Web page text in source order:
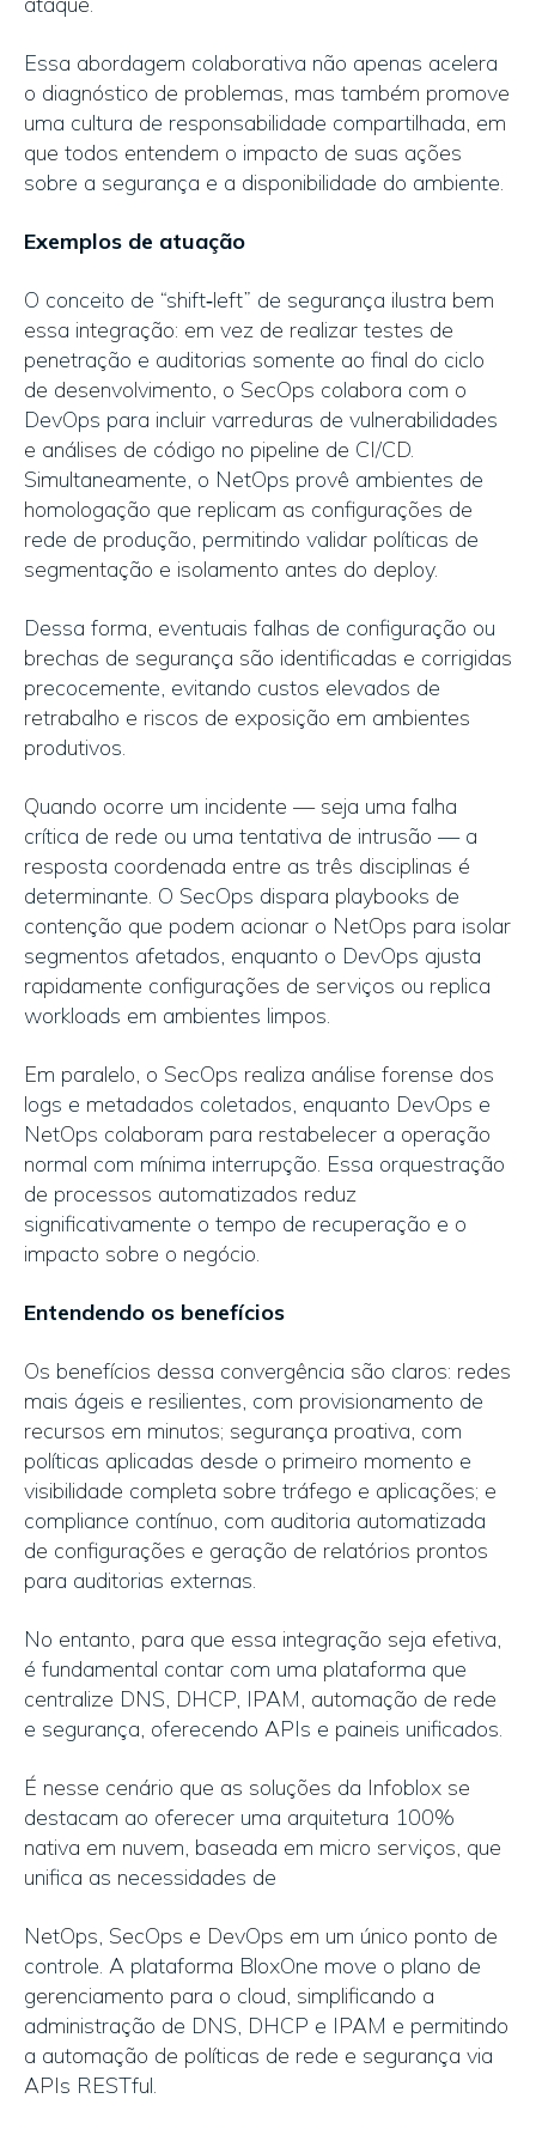
Essa abordagem colaborativa não apenas acelera
o diagnóstico de problemas, mas também promove
uma cultura de responsabilidade compartilhada, em
que todos entendem o impacto de suas ações
sobre a segurança e a disponibilidade do ambiente.
Exemplos de atuação
O conceito de “shift‑left” de segurança ilustra bem
essa integração: em vez de realizar testes de
penetração e auditorias somente ao final do ciclo
de desenvolvimento, o SecOps colabora com o
DevOps para incluir varreduras de vulnerabilidades
e análises de código no pipeline de CI/CD.
Simultaneamente, o NetOps provê ambientes de
homologação que replicam as configurações de
rede de produção, permitindo validar políticas de
segmentação e isolamento antes do deploy.
Dessa forma, eventuais falhas de configuração ou
brechas de segurança são identificadas e corrigidas
precocemente, evitando custos elevados de
retrabalho e riscos de exposição em ambientes
produtivos.
Quando ocorre um incidente — seja uma falha
crítica de rede ou uma tentativa de intrusão — a
resposta coordenada entre as três disciplinas é
determinante. O SecOps dispara playbooks de
contenção que podem acionar o NetOps para isolar
segmentos afetados, enquanto o DevOps ajusta
rapidamente configurações de serviços ou replica
workloads em ambientes limpos.
Em paralelo, o SecOps realiza análise forense dos
logs e metadados coletados, enquanto DevOps e
NetOps colaboram para restabelecer a operação
normal com mínima interrupção. Essa orquestração
de processos automatizados reduz
significativamente o tempo de recuperação e o
impacto sobre o negócio.
Entendendo os benefícios
Os benefícios dessa convergência são claros: redes
mais ágeis e resilientes, com provisionamento de
recursos em minutos; segurança proativa, com
políticas aplicadas desde o primeiro momento e
visibilidade completa sobre tráfego e aplicações; e
compliance contínuo, com auditoria automatizada
de configurações e geração de relatórios prontos
para auditorias externas.
No entanto, para que essa integração seja efetiva,
é fundamental contar com uma plataforma que
centralize DNS, DHCP, IPAM, automação de rede
e segurança, oferecendo APIs e paineis unificados.
É nesse cenário que as soluções da Infoblox se
destacam ao oferecer uma arquitetura 100%
nativa em nuvem, baseada em micro serviços, que
unifica as necessidades de
NetOps, SecOps e DevOps em um único ponto de
controle. A plataforma BloxOne move o plano de
gerenciamento para o cloud, simplificando a
administração de DNS, DHCP e IPAM e permitindo
a automação de políticas de rede e segurança via
APIs RESTful.